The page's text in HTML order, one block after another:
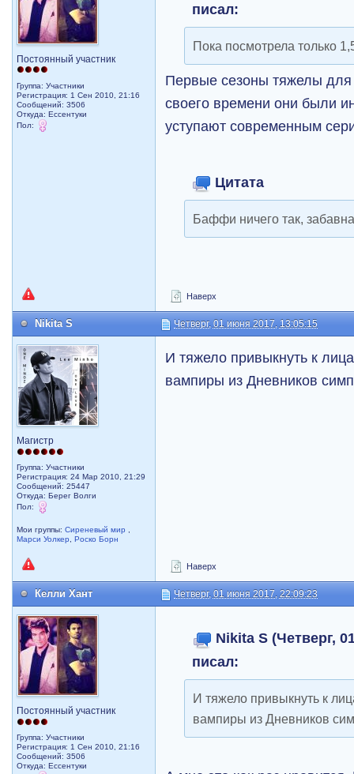
Постоянный участник
Группа: Участники
Регистрация: 1 Сен 2010, 21:16
Сообщений: 3506
Откуда: Ессентуки
Пол:
писал:
Пока посмотрела только
Первые сезоны тяжелы для
своего времени они были
уступают современным
Цитата
Баффи ничего так,
Наверх
Nikita S Четверг, 01 июня 2017, 13:05:15
Магистр
Группа: Участники
Регистрация: 24 Мар 2010, 21:29
Сообщений: 25447
Откуда: Берег Волги
Пол:
Мои группы:Сиреневый мир ,
Марси Уолкер,Роско Борн
И тяжело привыкнуть к
вампиры из Дневников
Наверх
Келли Хант Четверг, 01 июня 2017, 22:09:23
Постоянный участник
Группа: Участники
Регистрация: 1 Сен 2010, 21:16
Сообщений: 3506
Откуда: Ессентуки
Nikita S (Четверг,
писал:
И тяжело привыкнуть к
вампиры из Дневников